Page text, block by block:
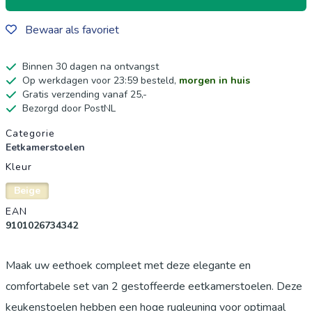
Bewaar als favoriet
Binnen 30 dagen na ontvangst
Op werkdagen voor 23:59 besteld, morgen in huis
Gratis verzending vanaf 25,-
Bezorgd door PostNL
Productgegevens
Categorie
Eetkamerstoelen
Kleur
Beige
EAN
9101026734342
Maak uw eethoek compleet met deze elegante en
comfortabele set van 2 gestoffeerde eetkamerstoelen. Deze
keukenstoelen hebben een hoge rugleuning voor optimaal